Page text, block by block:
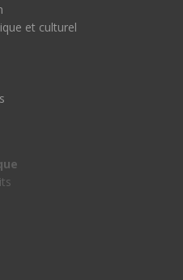
et culturel